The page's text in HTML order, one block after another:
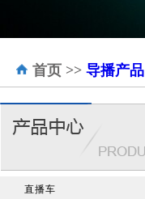
首页 >> 导播产品
直播车